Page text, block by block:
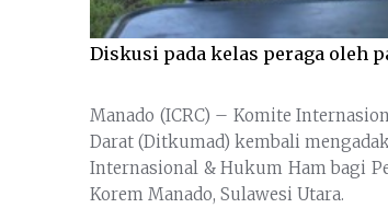
Diskusi pada kelas peraga oleh
Manado (ICRC) – Komite
Darat (Ditkumad) kembali
Internasional & Hukum Ham bagi
Korem Manado, Sulawesi Utara.